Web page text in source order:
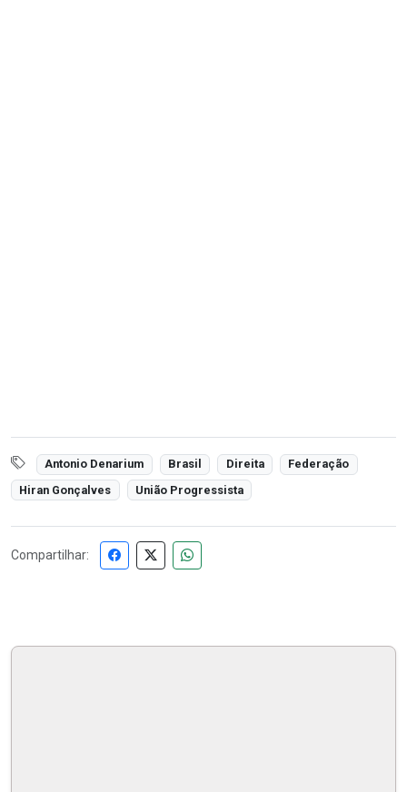
Antonio Denarium Brasil Direita
Federação
Hiran Gonçalves
União Progressista
Compartilhar: